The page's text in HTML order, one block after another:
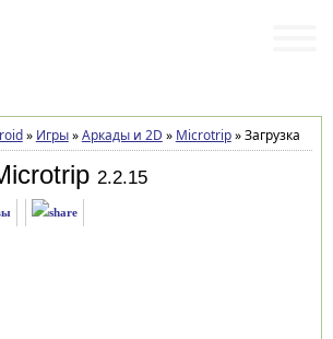
» Игры»Аркады и 2D » Microtrip»Загрузка
2.2.15